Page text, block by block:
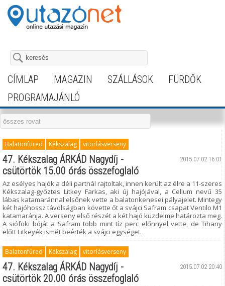
CÍMLAP MAGAZIN SZÁLLÁSOK
FÜRDŐK
PROGRAMAJÁNLÓ
Balatonfüred Kékszalag vitorlásverseny
2015.07.02 16:01
47. Kékszalag ÁRKÁD Nagydíj -
csütörtök 15.00 órás összefoglaló
Az esélyes hajók a déli partnál rajtoltak, innen került az élre a 11-szeres
Kékszalag-győztes Litkey Farkas, aki új hajójával, a Cellum nevű 35
lábas katamaránnal elsőnek vette a balatonkenesei pályajelet. Mintegy
két hajóhossz távolságban követte őt a svájci Safram csapat Ventilo M1
katamaránja. A verseny első részét a két hajó küzdelme határozta meg.
A siófoki bóját a Safram több mint tíz perc előnnyel vette, de Tihany
előtt Litkeyék ismét beérték a svájci egységet.
Balatonfüred Kékszalag vitorlásverseny
2015.07.02 20:40
47. Kékszalag ÁRKÁD Nagydíj -
csütörtök 20.00 órás összefoglaló